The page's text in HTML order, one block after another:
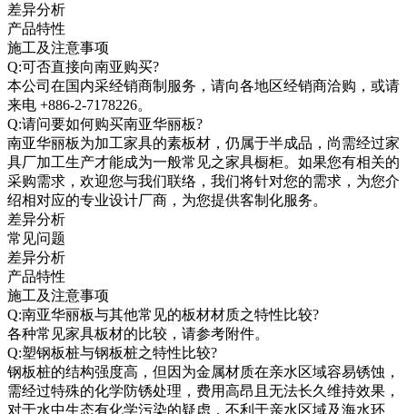
差异分析
产品特性
施工及注意事项
Q:可否直接向南亚购买?
本公司在国内采经销商制服务，请向各地区经销商洽购，或请
来电 +886-2-7178226。
Q:请问要如何购买南亚华丽板?
南亚华丽板为加工家具的素板材，仍属于半成品，尚需经过家
具厂加工生产才能成为一般常见之家具橱柜。如果您有相关的
采购需求，欢迎您与我们联络，我们将针对您的需求，为您介
绍相对应的专业设计厂商，为您提供客制化服务。
差异分析
常见问题
差异分析
产品特性
施工及注意事项
Q:南亚华丽板与其他常见的板材材质之特性比较?
各种常见家具板材的比较，请参考附件。
Q:塑钢板桩与钢板桩之特性比较?
钢板桩的结构强度高，但因为金属材质在亲水区域容易锈蚀，
需经过特殊的化学防锈处理，费用高昂且无法长久维持效果，
对于水中生态有化学污染的疑虑，不利于亲水区域及海水环